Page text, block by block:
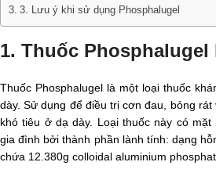
3. Lưu ý khi sử dụng Phosphalugel
1. Thuốc Phosphalugel
Thuốc Phosphalugel là một loại thuốc
dày. Sử dụng để điều trị cơn đau, bỏng
khó tiêu ở dạ dày. Loại thuốc này có
gia đình bởi thành phần lành tính: dạng
chứa 12.380g colloidal aluminium